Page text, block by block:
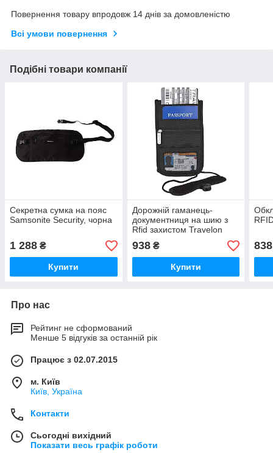
Повернення товару впродовж 14 днів за домовленістю
Всі умови повернення
Подібні товари компанії
Секретна сумка на пояс
Samsonite Security, чорна
1 288 ₴
Купити
Дорожній гаманець-
документниця на шию з
Rfid захистом Travelon
Deluxe Boarding Pouch,
Black, Small
938₴
Купити
838
Про нас
Рейтинг не сформований
Менше 5 відгуків за останній рік
Працює з 02.07.2015
м. Київ
Київ, Україна
Контакти
Сьогодні вихідний
Показати весь графік роботи